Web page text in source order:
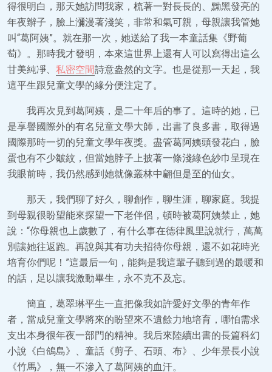
得很明白，那天她訪問我家，梳著一對長長的、黝黑發亮的
年夜辮子，臉上瀰漫著淺笑，非常和氣可親，母親讓我管她
叫“葛阿姨”。就在那一次，她送給了我一本童話集《野葡
萄》。那時我才發明，本來這世界上還有人可以寫得出這么
甘美純凈、 私密空間詩意盎然的文字。也是從那一天起，我
這平生跟兒童文學的緣分便注定了。
我再次見到葛阿姨，是二十年后的事了。這時的她，已
是享譽國際外的有名兒童文學大師，出書了良多書，取得過
國際那時一切的兒童文學年夜獎。盡管葛阿姨頭發花白，臉
蛋也有不少皺紋，但當她脖子上披著一條淺綠色紗巾呈現在
我眼前時，我仍然感到她就像叢林中翩但是至的仙女。
那天，我們聊了好久，聊創作，聊生涯，聊家庭。我提
到母親很盼望能來探望一下老伴侶，頓時被葛阿姨禁止，她
說：“你母親也上歲數了，有什么事在德律風里說就行，萬萬
別讓她往返跑。再說與其有功夫招待你母親，還不如花時光
培育你們呢！”這最后一句，能夠是我這輩子聽到過的最暖和
的話，足以讓我激動畢生，永不克不及忘。
簡直，葛翠琳平生一直把像我如許愛好文學的青年作
者，當成兒童文學將來的盼望來不遺餘力地培育，哪怕需求
支出本身很年夜一部門的精神。我后來陸續出書的長篇科幻
小說《白鴿島》、童話《剪子、石頭、布》、少年景長小說
《竹馬》，無一不滲入了葛阿姨的血汗。